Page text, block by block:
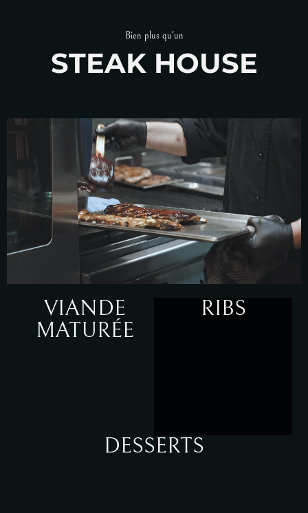
Bien plus qu'un
STEAK HOUSE
VIANDE
MATURÉE
RIBS
DESSERTS